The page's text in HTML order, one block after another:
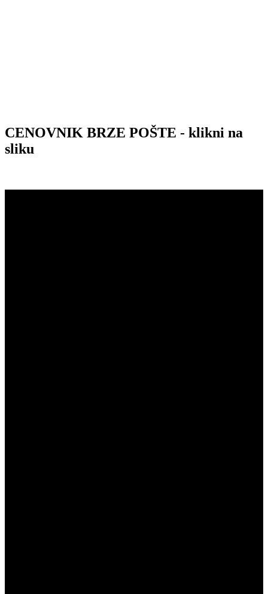
CENOVNIK BRZE POŠTE - klikni na
sliku